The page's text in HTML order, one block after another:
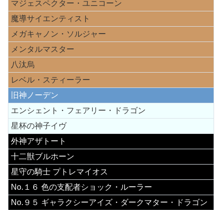
マジェスペクター・ユニコーン
魔導サイエンティスト
メガキャノン・ソルジャー
メンタルマスター
八汰烏
レベル・スティーラー
旧神ノーデン
エンシェント・フェアリー・ドラゴン
星杯の神子イヴ
外神アザトート
十二獣ブルホーン
星守の騎士 プトレマイオス
No.１６ 色の支配者ショック・ルーラー
No.９５ ギャラクシーアイズ・ダークマター・ドラゴン